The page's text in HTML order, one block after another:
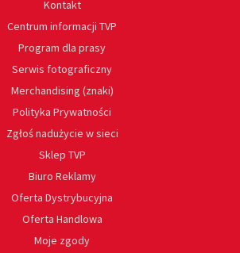
Kontakt
Centrum informacji TVP
Program dla prasy
Serwis fotograficzny
Merchandising (znaki)
Polityka Prywatności
Zgłoś nadużycie w sieci
Sklep TVP
Biuro Reklamy
Oferta Dystrybucyjna
Oferta Handlowa
Moje zgody